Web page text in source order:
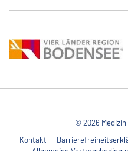
© 2026 Medizin
Kontakt